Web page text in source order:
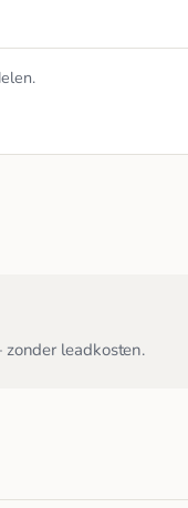
leadkosten.